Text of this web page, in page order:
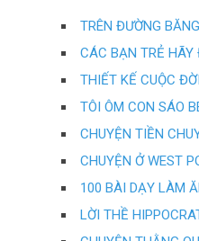
TRÊN ĐƯỜNG BĂNG
CÁC BẠN TRẺ
THIẾT KẾ CUỘC ĐỜI
TÔI ÔM CON SÁO
CHUYỆN TIỀN
CHUYỆN Ở WEST
100 BÀI DẠY LÀM
LỜI THỀ